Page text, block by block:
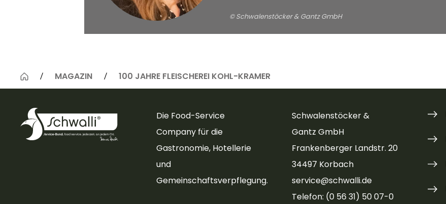
© Schwalenstöcker & Gantz GmbH
© Schwalenstöcker & Gantz GmbH
MAGAZIN 100 JAHRE FLEISCHEREI KOHL-KRAMER
Die Food-Service
Company für die
Gastronomie, Hotellerie
und
Gemeinschaftsverpflegung.
Schwalenstöcker &
Gantz GmbH
Frankenberger Landstr. 20
34497 Korbach
service@schwalli.de
Telefon: (0 56 31) 50 07-0